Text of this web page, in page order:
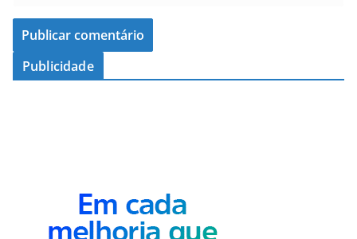
Publicidade